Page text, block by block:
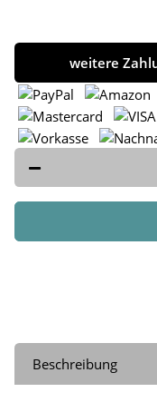
weitere
Beschreibung